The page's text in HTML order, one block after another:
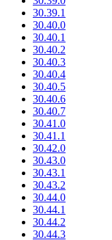
30.39.1
30.40.0
30.40.1
30.40.2
30.40.3
30.40.4
30.40.5
30.40.6
30.40.7
30.41.0
30.41.1
30.42.0
30.43.0
30.43.1
30.43.2
30.44.0
30.44.1
30.44.2
30.44.3